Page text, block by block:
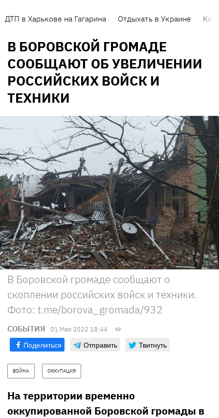
ДТП в Харькове на Гагарина Отдыхать в Украине
В БОРОВСКОЙ ГРОМАДЕ
СООБЩАЮТ ОБ УВЕЛИЧЕНИИ
РОССИЙСКИХ ВОЙСК И
ТЕХНИКИ
В Боровской громаде сообщают о
скоплении российских войск и техники.
Фото: t.me/borova_gromada/932
СОБЫТИЯ 01 Мая 2022 18:44
Поделиться Отправить Твитнуть
ВОЙНА ОККУПАЦИЯ
На территории временно
оккупированной Боровской громады в